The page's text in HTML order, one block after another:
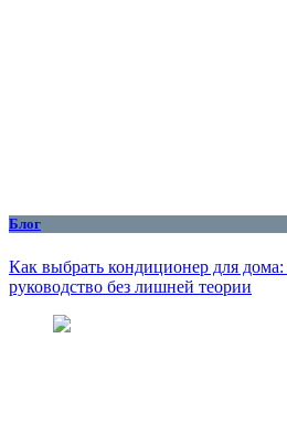
Блог
Как выбрать кондиционер для дома:
руководство без лишней теории